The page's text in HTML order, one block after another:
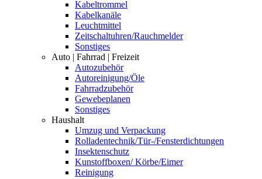
Kabeltrommel
Kabelkanäle
Leuchtmittel
Zeitschaltuhren/Rauchmelder
Sonstiges
Auto | Fahrrad | Freizeit
Autozubehör
Autoreinigung/Öle
Fahrradzubehör
Gewebeplanen
Sonstiges
Haushalt
Umzug und Verpackung
Rolladentechnik/Tür-/Fensterdichtungen
Insektenschutz
Kunstoffboxen/ Körbe/Eimer
Reinigung